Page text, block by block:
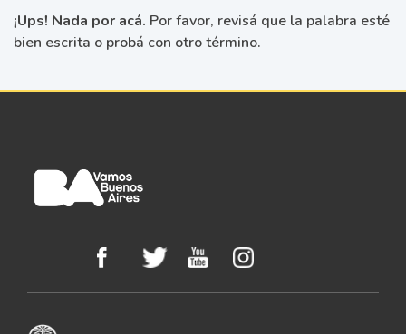
¡Ups! Nada por acá. Por favor, revisá que la palabra esté
bien escrita o probá con otro término.